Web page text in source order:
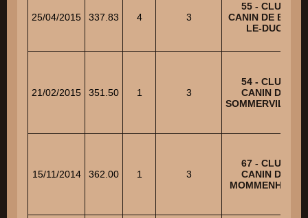
25/04/2015 337.83 4 3
55 - CLUB
CANIN DE BAR-
LE-DUC
21/02/2015 351.50 1 3
54 - CLUB
CANIN DE
SOMMERVILLER
15/11/2014 362.00 1 3
67 - CLUB
CANIN DE
MOMMENHEIM